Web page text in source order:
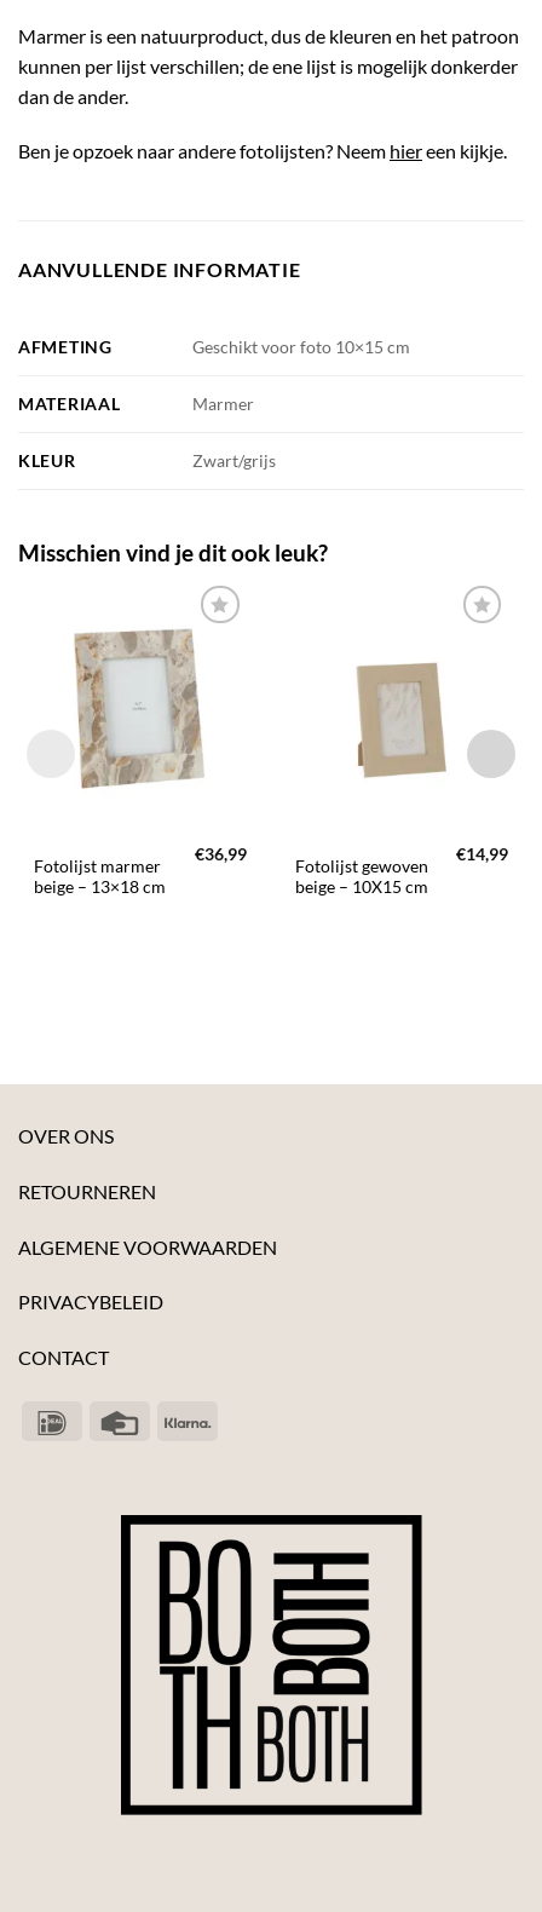
Marmer is een natuurproduct, dus de kleuren en het patroon
kunnen per lijst verschillen; de ene lijst is mogelijk donkerder
dan de ander.
Ben je opzoek naar andere fotolijsten? Neem hiereen kijkje.
AANVULLENDE INFORMATIE
AFMETING Geschikt voor foto 10×15 cm
MATERIAAL Marmer
KLEUR Zwart/grijs
Misschien vind je dit ook leuk?
TOEVOEGEN
AAN JOUW
FAVORIETEN
Fotolijst marmer
beige – 13×18 cm
€36,99
TOEVOEGEN
AAN JOUW
FAVORIETEN
Fotolijst gewoven
beige – 10X15 cm
€14,99
OVER ONS
RETOURNEREN
ALGEMENE VOORWAARDEN
PRIVACYBELEID
CONTACT